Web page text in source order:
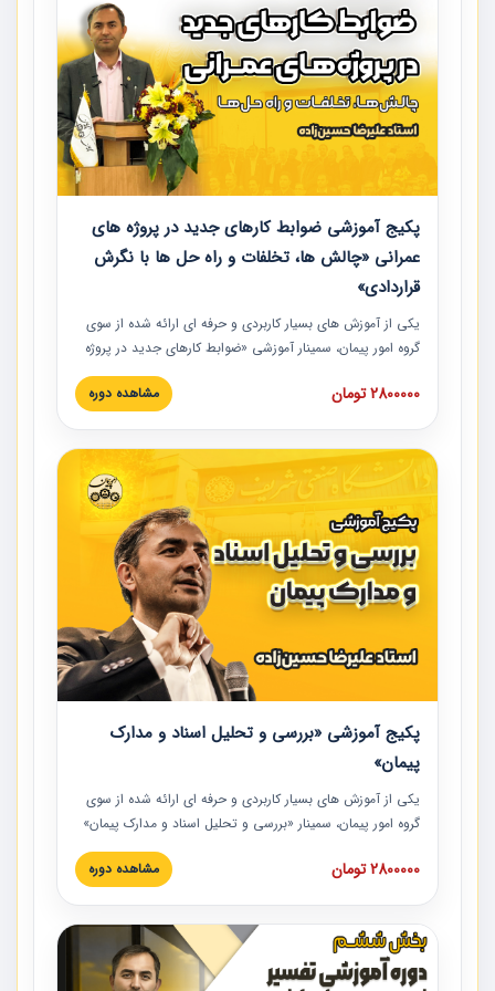
پکیج آموزشی ضوابط کارهای جدید در پروژه های
عمرانی «چالش ها، تخلفات و راه حل ها با نگرش
قراردادی»
یکی از آموزش‏‏‏‏‏‏ های بسیار کاربردی و حرفه‏ ای ارائه شده از سوی
گروه امور پیمان، سمینار آموزشی «ضوابط کارهای جدید در پروژه
های عمرانی» چالش ها، تخلفات و راه حل ها با نگرش قراردادی
است که در محل سندیکای شرکت های ساختمانی کشور ارائه شد.
مدارک پیمان به همراه تجربیات عملی ارائه شده است.
2800000 تومان مشاهده دوره
پکیج آموزشی «بررسی و تحلیل اسناد و مدارک
پیمان»
یکی از آموزش‏‏‏‏‏‏ های بسیار کاربردی و حرفه‏ ای ارائه شده از سوی
گروه امور پیمان، سمینار «بررسی و تحلیل اسناد و مدارک پیمان»
است که در دانشگاه صنعتی شریف ارائه شد. در این آموزش
نکات کلیدی مربوط به اسناد و مدارک پیمان، اولویت بندی اسناد
پیمان به همراه تجربیات عملی در این خصوص ارائه شده است.
2800000 تومان مشاهده دوره